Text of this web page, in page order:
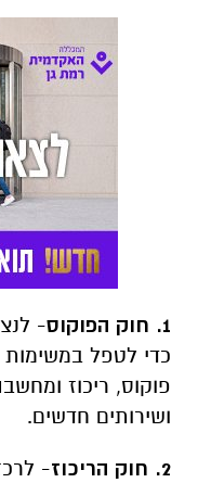
1. חוק הפוקוס
-
כדי לטפל במשימות
פוקוס, ריכוז
ושירותים חדשים.
2. חוק הריכוז
-